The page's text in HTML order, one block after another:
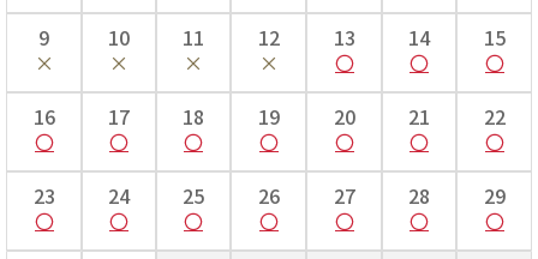
9 10 11 12 13 14 15
16 17 18 19 20 21 22
23 24 25 26 27 28 29